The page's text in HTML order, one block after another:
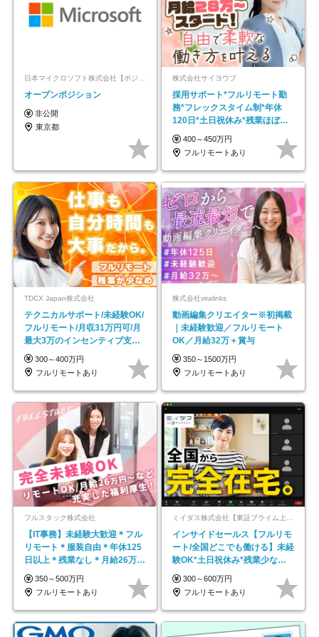
日本マイクロソフト株式会社【ポジションマッチ登録】
オープンポジション
非公開
東京都
株式会社サイヨウブ
採用サポート*フルリモート勤
務*フレックスタイム制*年休
120日*土日祝休み*残業ほぼな
し*育児中社員8割以上
400～450万円
フルリモートあり
TDCX Japan株式会社
テクニカルサポート/未経験OK/
フルリモート/月収31万円可/月
最大3万のインセンティブ支給/
平均年齢33歳
300～400万円
フルリモートあり
株式会社viralinks
動画編集クリエイター※初掲載
｜未経験歓迎／フルリモート
OK／月給32万＋賞与
350～1500万円
フルリモートあり
フルスタック株式会社
【IT事務】未経験大歓迎＊フル
リモート＊服装自由＊年休125
日以上＊残業なし＊月給26万円
以上
350～500万円
フルリモートあり
ミイダス株式会社【東証プライム上場パーソルグループ】
インサイドセールス【フルリモ
ート/全国どこでも働ける】未経
験OK*土日祝休み*残業少なめ*
在宅勤務手当あり
300～600万円
フルリモートあり